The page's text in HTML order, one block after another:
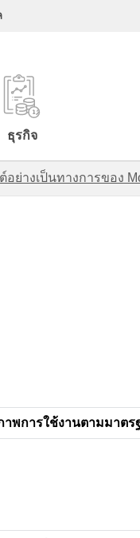
ธุรกิจ
างเป็นทางการของ
าพการใช้งานตามมาตร